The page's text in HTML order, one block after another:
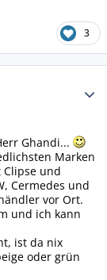
3
Ghandi...
Marken
und
Cermedes und
vor Ort.
und ich kann
ist da nix
oder grün